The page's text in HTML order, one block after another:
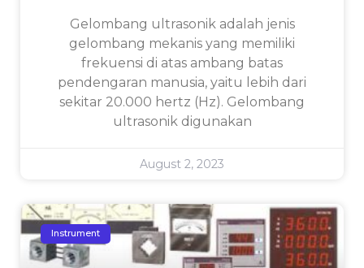
Gelombang ultrasonik adalah jenis
gelombang mekanis yang memiliki
frekuensi di atas ambang batas
pendengaran manusia, yaitu lebih dari
sekitar 20.000 hertz (Hz). Gelombang
ultrasonik digunakan
August 2, 2023
Instrument